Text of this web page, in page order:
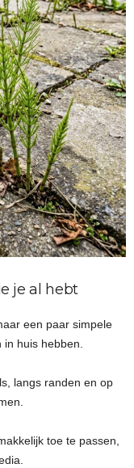
je al hebt
een paar simpele
huis hebben.
langs randen en op
toe te passen,